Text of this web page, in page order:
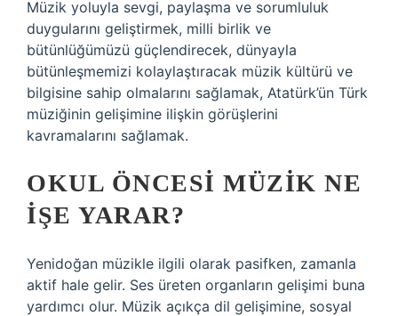
Müzik yoluyla sevgi, paylaşma ve sorumluluk
duygularını geliştirmek, milli birlik ve
bütünlüğümüzü güçlendirecek, dünyayla
bütünleşmemizi kolaylaştıracak müzik kültürü ve
bilgisine sahip olmalarını sağlamak, Atatürk’ün Türk
müziğinin gelişimine ilişkin görüşlerini
kavramalarını sağlamak.
OKUL ÖNCESI MÜZIK NE
IŞE YARAR?
Yenidoğan müzikle ilgili olarak pasifken, zamanla
aktif hale gelir. Ses üreten organların gelişimi buna
yardımcı olur. Müzik açıkça dil gelişimine, sosyal